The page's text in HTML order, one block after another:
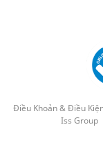
Điều Khoản & Điều
Iss Group